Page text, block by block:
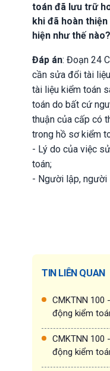
toán đã lưu trữ
khi đã hoàn
hiện như thế nào?
Đáp án: Đoạn 24
cần sửa đổi tài
tài liệu kiểm toán
toán do bất cứ
thuận của cấp có
trong hồ sơ kiểm
- Lý do của việc
toán;
- Người lập, người
TIN LIÊN QUAN
CMKTNN 100
động kiểm
CMKTNN 100
động kiểm